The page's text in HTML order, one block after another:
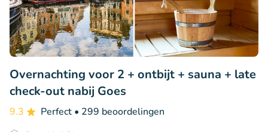
Overnachting voor 2 + ontbijt + sauna + late
check-out nabij Goes
9.3 Perfect • 299 beoordelingen